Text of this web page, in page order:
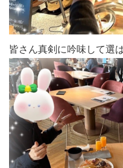
皆さん真剣に吟味して選